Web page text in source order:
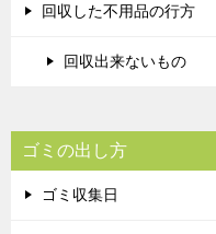
回収した不用品の行方
回収出来ないもの
ゴミの出し方
ゴミ収集日